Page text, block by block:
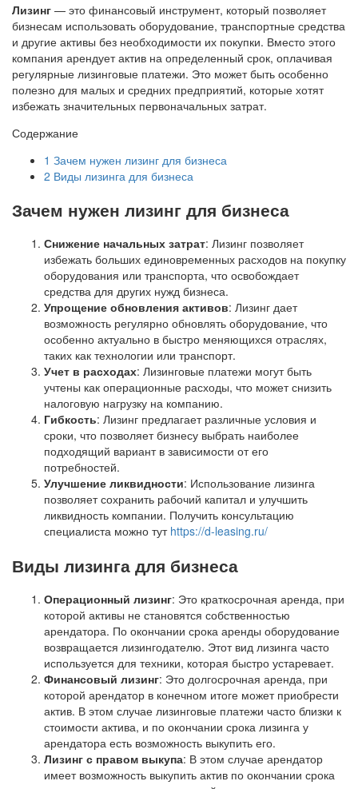
Лизинг — это финансовый инструмент, который позволяет
бизнесам использовать оборудование, транспортные средства
и другие активы без необходимости их покупки. Вместо этого
компания арендует актив на определенный срок, оплачивая
регулярные лизинговые платежи. Это может быть особенно
полезно для малых и средних предприятий, которые хотят
избежать значительных первоначальных затрат.
Содержание
1 Зачем нужен лизинг для бизнеса
2 Виды лизинга для бизнеса
Зачем нужен лизинг для бизнеса
Снижение начальных затрат: Лизинг позволяет
избежать больших единовременных расходов на покупку
оборудования или транспорта, что освобождает
средства для других нужд бизнеса.
Упрощение обновления активов: Лизинг дает
возможность регулярно обновлять оборудование, что
особенно актуально в быстро меняющихся отраслях,
таких как технологии или транспорт.
Учет в расходах: Лизинговые платежи могут быть
учтены как операционные расходы, что может снизить
налоговую нагрузку на компанию.
Гибкость: Лизинг предлагает различные условия и
сроки, что позволяет бизнесу выбрать наиболее
подходящий вариант в зависимости от его
потребностей.
Улучшение ликвидности: Использование лизинга
позволяет сохранить рабочий капитал и улучшить
ликвидность компании. Получить консультацию
специалиста можно тут https://d-leasing.ru/
Виды лизинга для бизнеса
Операционный лизинг: Это краткосрочная аренда, при
которой активы не становятся собственностью
арендатора. По окончании срока аренды оборудование
возвращается лизингодателю. Этот вид лизинга часто
используется для техники, которая быстро устаревает.
Финансовый лизинг: Это долгосрочная аренда, при
которой арендатор в конечном итоге может приобрести
актив. В этом случае лизинговые платежи часто близки к
стоимости актива, и по окончании срока лизинга у
арендатора есть возможность выкупить его.
Лизинг с правом выкупа: В этом случае арендатор
имеет возможность выкупить актив по окончании срока